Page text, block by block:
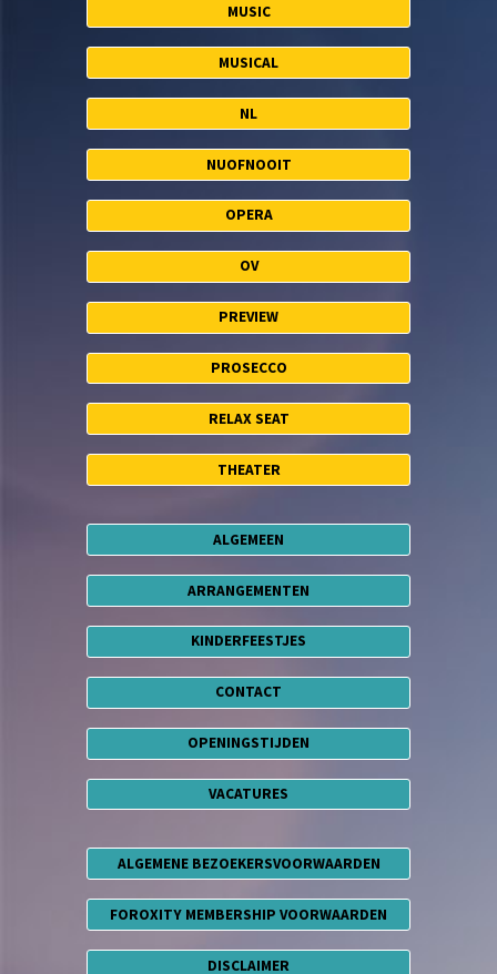
MUSIC
MUSICAL
NL
NUOFNOOIT
OPERA
OV
PREVIEW
PROSECCO
RELAX SEAT
THEATER
ALGEMEEN
ARRANGEMENTEN
KINDERFEESTJES
CONTACT
OPENINGSTIJDEN
VACATURES
ALGEMENE BEZOEKERSVOORWAARDEN
FOROXITY MEMBERSHIP VOORWAARDEN
DISCLAIMER